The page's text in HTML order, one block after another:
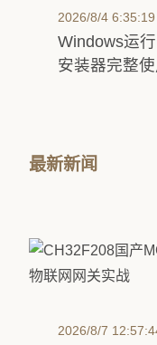
2026/8/4 6:35:19
Windows运
安装器完整
最新新闻
2026/8/7